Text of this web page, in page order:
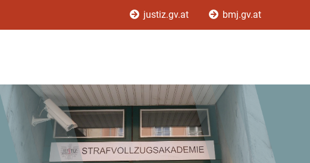
justiz.gv.at bmj.gv.at